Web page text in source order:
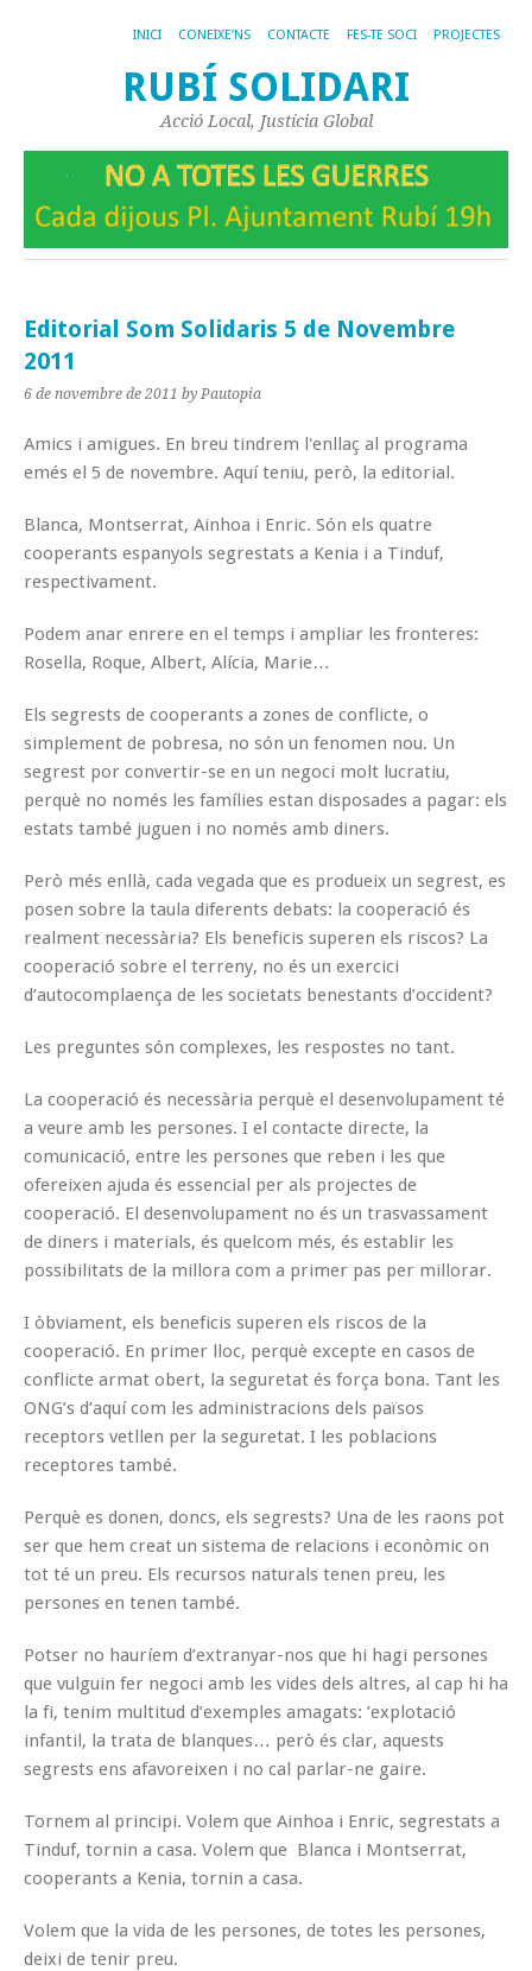
INICI CONEIXE’NS CONTACTE FES-TE SOCI PROJECTES
RUBÍ SOLIDARI
Acció Local, Justícia Global
Editorial Som Solidaris 5 de Novembre
2011
6 de novembre de 2011 by Pautopia
Amics i amigues. En breu tindrem l'enllaç al programa
emés el 5 de novembre. Aquí teniu, però, la editorial.
Blanca, Montserrat, Ainhoa i Enric. Són els quatre
cooperants espanyols segrestats a Kenia i a Tinduf,
respectivament.
Podem anar enrere en el temps i ampliar les fronteres:
Rosella, Roque, Albert, Alícia, Marie…
Els segrests de cooperants a zones de conflicte, o
simplement de pobresa, no són un fenomen nou. Un
segrest por convertir-se en un negoci molt lucratiu,
perquè no només les famílies estan disposades a pagar: els
estats també juguen i no només amb diners.
Però més enllà, cada vegada que es produeix un segrest, es
posen sobre la taula diferents debats: la cooperació és
realment necessària? Els beneficis superen els riscos? La
cooperació sobre el terreny, no és un exercici
d’autocomplaença de les societats benestants d’occident?
Les preguntes són complexes, les respostes no tant.
La cooperació és necessària perquè el desenvolupament té
a veure amb les persones. I el contacte directe, la
comunicació, entre les persones que reben i les que
ofereixen ajuda és essencial per als projectes de
cooperació. El desenvolupament no és un trasvassament
de diners i materials, és quelcom més, és establir les
possibilitats de la millora com a primer pas per millorar.
I òbviament, els beneficis superen els riscos de la
cooperació. En primer lloc, perquè excepte en casos de
conflicte armat obert, la seguretat és força bona. Tant les
ONG’s d’aquí com les administracions dels països
receptors vetllen per la seguretat. I les poblacions
receptores també.
Perquè es donen, doncs, els segrests? Una de les raons pot
ser que hem creat un sistema de relacions i econòmic on
tot té un preu. Els recursos naturals tenen preu, les
persones en tenen també.
Potser no hauríem d’extranyar-nos que hi hagi persones
que vulguin fer negoci amb les vides dels altres, al cap hi ha
la fi, tenim multitud d’exemples amagats: ’explotació
infantil, la trata de blanques… però és clar, aquests
segrests ens afavoreixen i no cal parlar-ne gaire.
Tornem al principi. Volem que Ainhoa i Enric, segrestats a
Tinduf, tornin a casa. Volem que Blanca i Montserrat,
cooperants a Kenia, tornin a casa.
Volem que la vida de les persones, de totes les persones,
deixi de tenir preu.